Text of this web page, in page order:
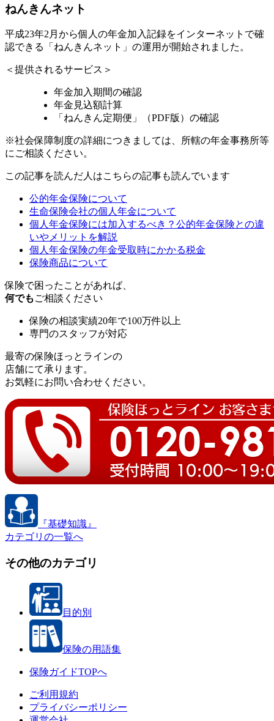
ねんきんネット
平成23年2月から個人の年金加入記録をインターネットで確
認できる「ねんきんネット」の運用が開始されました。
＜提供されるサービス＞
年金加入期間の確認
年金見込額計算
「ねんきん定期便」（PDF版）の確認
※社会保障制度の詳細につきましては、所轄の年金事務所等
にご相談ください。
この記事を読んだ人はこちらの記事も読んでいます
公的年金保険について
生命保険会社の個人年金について
個人年金保険には加入するべき？公的年金保険との違
いやメリットを解説
個人年金保険の年金受取時にかかる税金
保険商品について
保険で困ったことがあれば、
何でも ご相談ください
保険の相談実績20年で100万件以上
専門のスタッフが対応
最寄の保険ほっとラインの
店舗にて承ります。
お気軽にお問い合わせください。
『基礎知識』
カテゴリの一覧へ
その他のカテゴリ
目的別
保険の用語集
保険ガイドTOPへ
ご利用規約
プライバシーポリシー